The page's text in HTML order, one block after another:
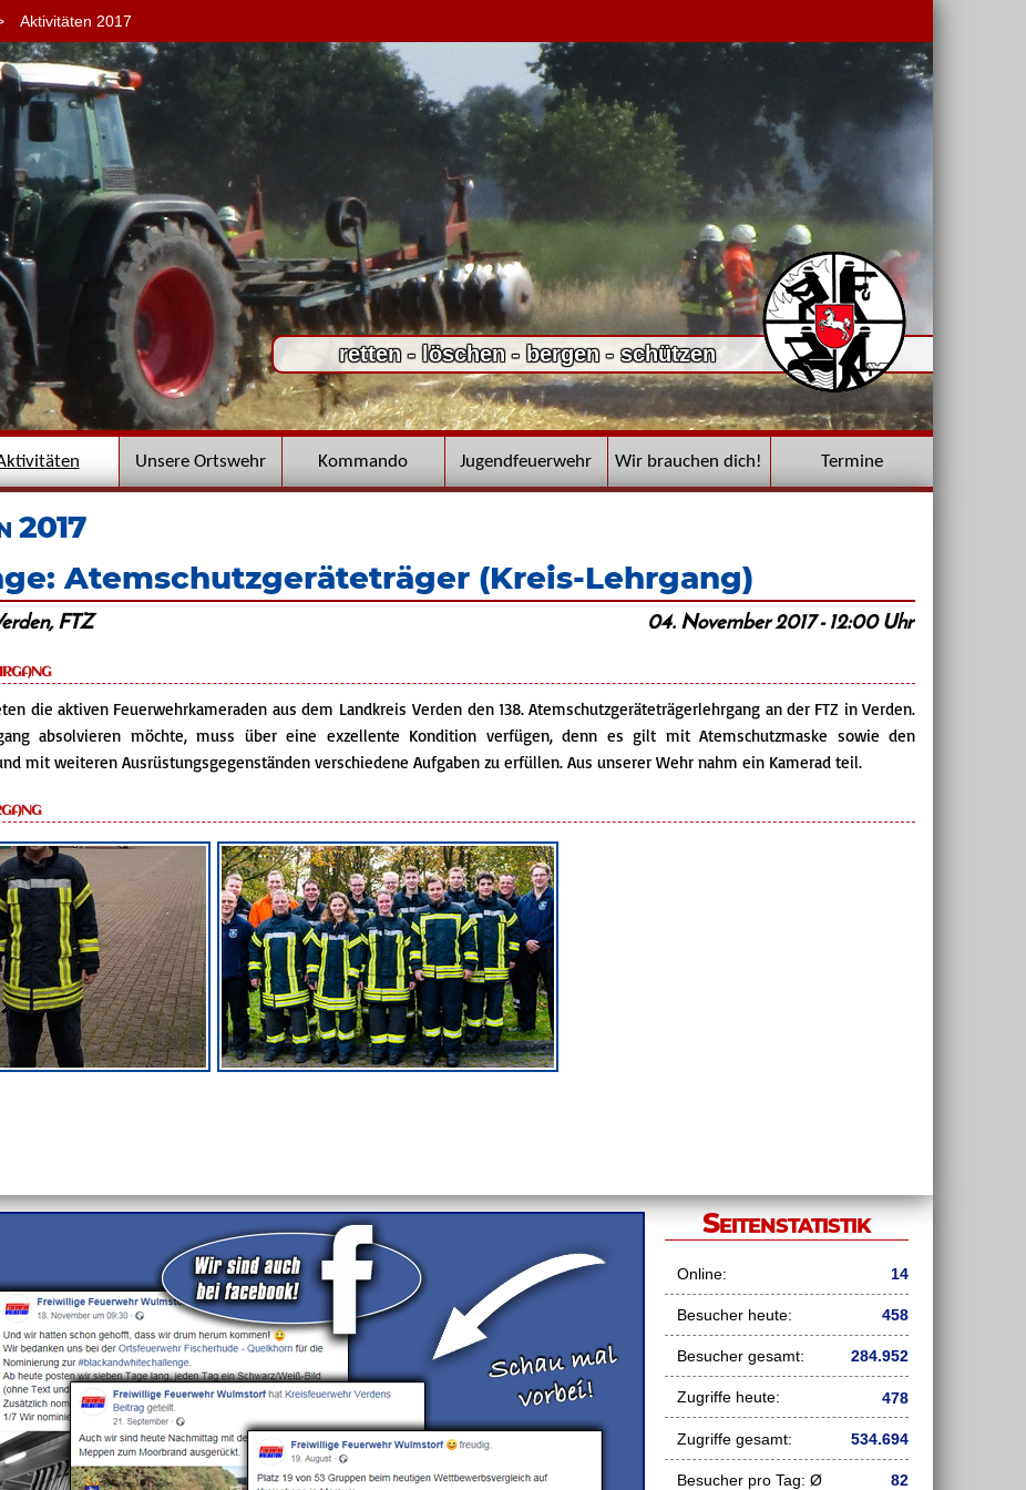
Aktivitäten 2017
retten - löschen - bergen - schützen
Unsere Ortswehr Kommando Jugendfeuerwehr Wir brauchen dich! Termine
2017
Atemschutzgeräteträger (Kreis-Lehrgang)
04. November 2017 - 12:00 Uhr
FTZ
die aktiven Feuerwehrkameraden aus dem Landkreis Verden den 138. Atemschutzgeräteträgerlehrgang an der FTZ in Verden.
absolvieren möchte, muss über eine exzellente Kondition verfügen, denn es gilt mit Atemschutzmaske sowie den
mit weiteren Ausrüstungsgegenständen verschiedene Aufgaben zu erfüllen. Aus unserer Wehr nahm ein Kamerad teil.
Seitenstatistik
Online: 14
Besucher heute: 458
Besucher gesamt: 284.952
Zugriffe heute: 478
Zugriffe gesamt: 534.694
Besucher pro Tag: Ø 82